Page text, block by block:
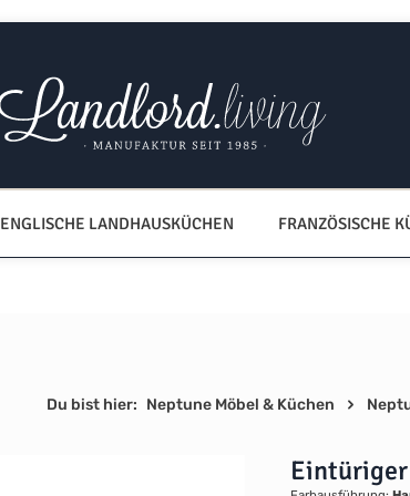
ENGLISCHE LANDHAUSKÜCHEN FRANZÖSISCHE
Du bist hier: Neptune Möbel & Küchen
Eintüriger